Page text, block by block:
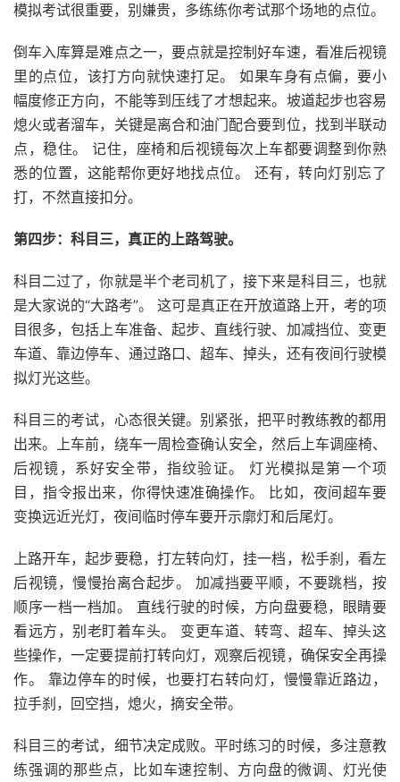
模拟考试很重要，别嫌贵，多练练你考试那个场地的点位。
倒车入库算是难点之一，要点就是控制好车速，看准后视镜
里的点位，该打方向就快速打足。 如果车身有点偏，要小
幅度修正方向，不能等到压线了才想起来。坡道起步也容易
熄火或者溜车，关键是离合和油门配合要到位，找到半联动
点，稳住。 记住，座椅和后视镜每次上车都要调整到你熟
悉的位置，这能帮你更好地找点位。 还有，转向灯别忘了
打，不然直接扣分。
第四步：科目三，真正的上路驾驶。
科目二过了，你就是半个老司机了，接下来是科目三，也就
是大家说的“大路考”。 这可是真正在开放道路上开，考的项
目很多，包括上车准备、起步、直线行驶、加减挡位、变更
车道、靠边停车、通过路口、超车、掉头，还有夜间行驶模
拟灯光这些。
科目三的考试，心态很关键。别紧张，把平时教练教的都用
出来。上车前，绕车一周检查确认安全，然后上车调座椅、
后视镜，系好安全带，指纹验证。 灯光模拟是第一个项
目，指令报出来，你得快速准确操作。 比如，夜间超车要
变换远近光灯，夜间临时停车要开示廓灯和后尾灯。
上路开车，起步要稳，打左转向灯，挂一档，松手刹，看左
后视镜，慢慢抬离合起步。 加减挡要平顺，不要跳档，按
顺序一档一档加。 直线行驶的时候，方向盘要稳，眼睛要
看远方，别老盯着车头。 变更车道、转弯、超车、掉头这
些操作，一定要提前打转向灯，观察后视镜，确保安全再操
作。 靠边停车的时候，也要打右转向灯，慢慢靠近路边，
拉手刹，回空挡，熄火，摘安全带。
科目三的考试，细节决定成败。平时练习的时候，多注意教
练强调的那些点，比如车速控制、方向盘的微调、灯光使